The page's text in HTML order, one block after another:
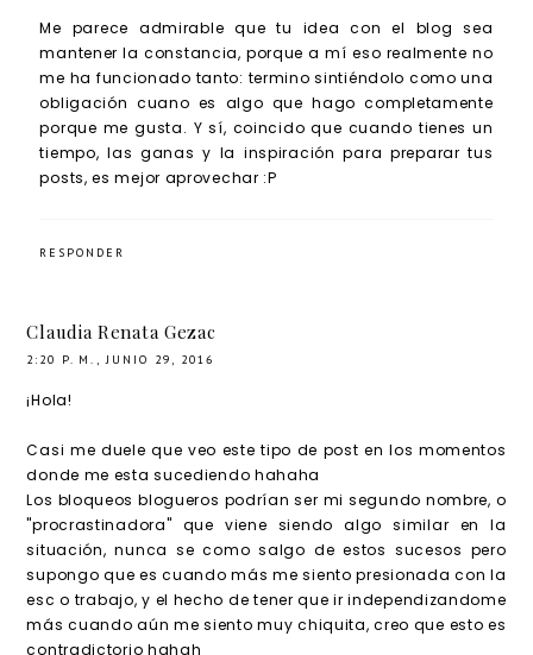
Me parece admirable que tu idea con el blog sea
mantener la constancia, porque a mí eso realmente no
me ha funcionado tanto: termino sintiéndolo como una
obligación cuano es algo que hago completamente
porque me gusta. Y sí, coincido que cuando tienes un
tiempo, las ganas y la inspiración para preparar tus
posts, es mejor aprovechar :P
RESPONDER
Claudia Renata Gezac
2:20 P. M., JUNIO 29, 2016
¡Hola!
Casi me duele que veo este tipo de post en los momentos
donde me esta sucediendo hahaha
Los bloqueos blogueros podrían ser mi segundo nombre, o
"procrastinadora" que viene siendo algo similar en la
situación, nunca se como salgo de estos sucesos pero
supongo que es cuando más me siento presionada con la
esc o trabajo, y el hecho de tener que ir independizandome
más cuando aún me siento muy chiquita, creo que esto es
contradictorio hahah